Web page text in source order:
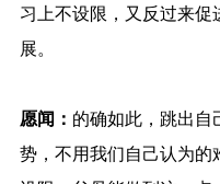
习上不设限，又反过来促
展。
愿闻： 的确如此，跳出自
势，不用我们自己认为的